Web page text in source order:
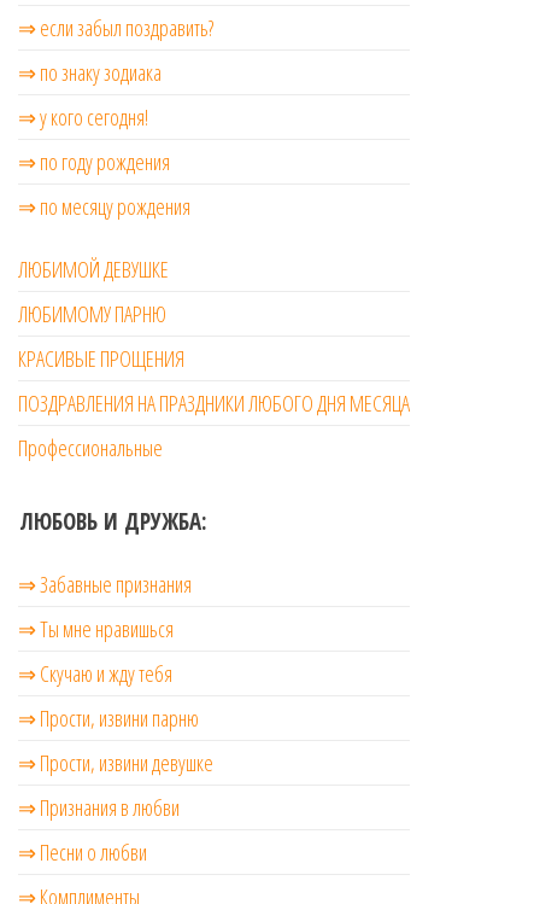
⇒ если забыл поздравить?
⇒ по знаку зодиака
⇒ у кого сегодня!
⇒ по году рождения
⇒ по месяцу рождения
ЛЮБИМОЙ ДЕВУШКЕ
ЛЮБИМОМУ ПАРНЮ
КРАСИВЫЕ ПРОЩЕНИЯ
ПОЗДРАВЛЕНИЯ НА ПРАЗДНИКИ ЛЮБОГО ДНЯ МЕСЯЦА
Профессиональные
ЛЮБОВЬ И ДРУЖБА:
⇒ Забавные признания
⇒ Ты мне нравишься
⇒ Скучаю и жду тебя
⇒ Прости, извини парню
⇒ Прости, извини девушке
⇒ Признания в любви
⇒ Песни о любви
⇒ Комплименты